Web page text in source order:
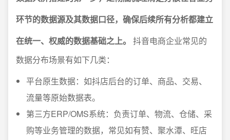
环节的数据源及其数据口径，确保后续所有分析都建立
在统一、权威的数据基础之上。
抖音电商企业常见的
数据分布场景有如下几类：
平台原生数据：如抖店后台的订单、商品、交易、
流量等原始数据表。
第三方ERP/OMS系统：负责订单、物流、仓储、采
购等业务管理的数据，常见如有赞、聚水潭、旺店